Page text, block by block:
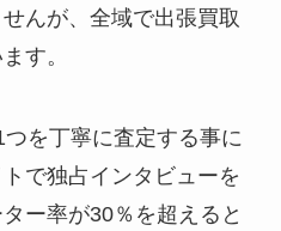
んが、全域で出張買取
す。
を丁寧に査定する事に
で独占インタビューを
ター率が30％を超える と